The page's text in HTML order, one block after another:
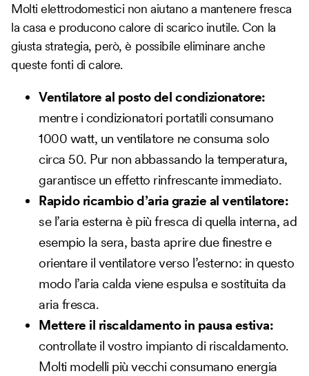
Molti elettrodomestici non aiutano a mantenere fresca
la casa e producono calore di scarico inutile. Con la
giusta strategia, però, è possibile eliminare anche
queste fonti di calore.
Ventilatore al posto del condizionatore:
mentre i condizionatori portatili consumano
1000 watt, un ventilatore ne consuma solo
circa 50. Pur non abbassando la temperatura,
garantisce un effetto rinfrescante immediato.
Rapido ricambio d’aria grazie al ventilatore:
se l’aria esterna è più fresca di quella interna, ad
esempio la sera, basta aprire due finestre e
orientare il ventilatore verso l’esterno: in questo
modo l’aria calda viene espulsa e sostituita da
aria fresca.
Mettere il riscaldamento in pausa estiva:
controllate il vostro impianto di riscaldamento.
Molti modelli più vecchi consumano energia